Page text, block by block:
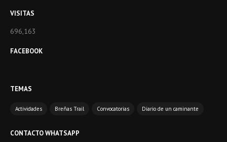
VISITAS
696,163
FACEBOOK
TEMAS
Actividades Breñas Trail Convocatorias Diario de un caminante
CONTACTO WHATSAPP